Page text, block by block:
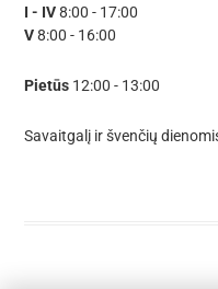
I - IV8:00 - 17:00
V8:00 - 16:00
Pietūs 12:00 - 13:00
Savaitgalį ir švenčių